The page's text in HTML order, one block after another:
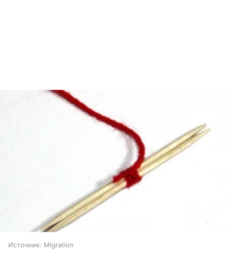
Источник: Migration